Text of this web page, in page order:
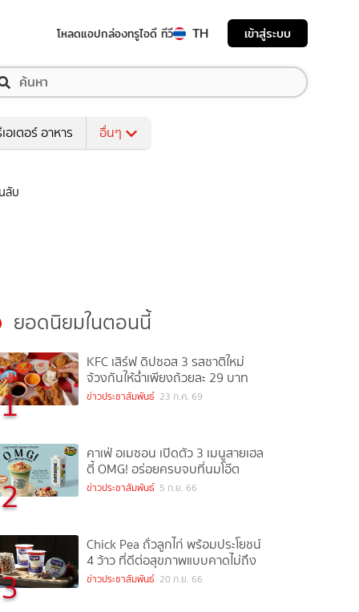
โหลดแอปกล่องทรูไอดี ทีวี TH เข้าสู่ระบบ
อเตอร์ อาหาร อื่นๆ
ลับ
ยอดนิยมในตอนนี้
1
KFC เสิร์ฟ ดิปซอส 3 รสชาติใหม่
จ้วงกันให้ฉ่ำเพียงถ้วยละ 29 บาท
ข่าวประชาสัมพันธ์ 23 ก.ค. 69
2
คาเฟ่ อเมซอน เปิดตัว 3 เมนูสายเฮล
ตี้ OMG! อร่อยครบจบที่นมโอ๊ต
ข่าวประชาสัมพันธ์ 5 ก.ย. 66
3
Chick Pea ถั่วลูกไก่ พร้อมประโยชน์
4 ว้าว ที่ดีต่อสุขภาพแบบคาดไม่ถึง
ข่าวประชาสัมพันธ์ 20 ก.ย. 66